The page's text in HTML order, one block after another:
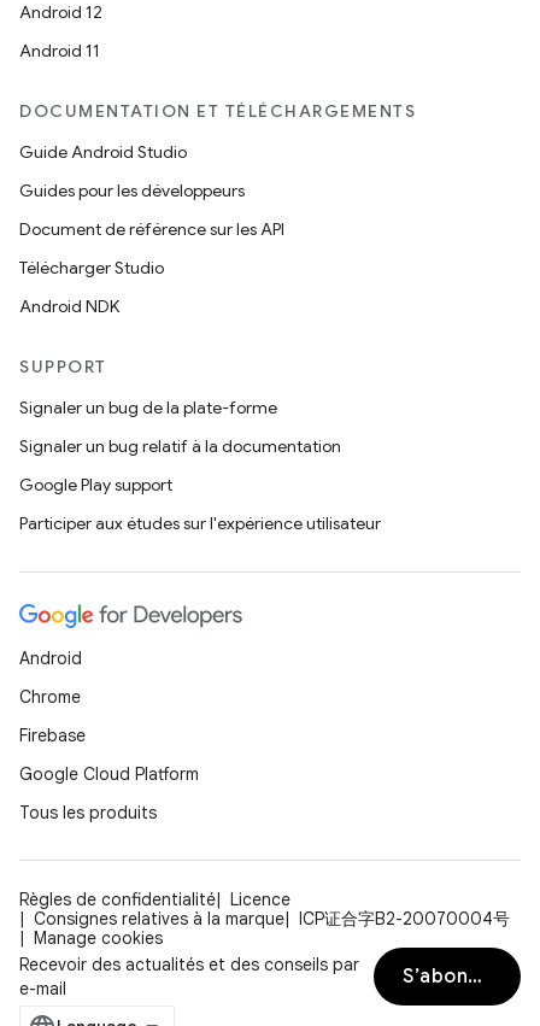
Android 12
Android 11
DOCUMENTATION ET TÉLÉCHARGEMENTS
Guide Android Studio
Guides pour les développeurs
Document de référence sur les API
Télécharger Studio
Android NDK
SUPPORT
Signaler un bug de la plate-forme
Signaler un bug relatif à la documentation
Google Play support
Participer aux études sur l'expérience utilisateur
Android
Chrome
Firebase
Google Cloud Platform
Tous les produits
Règles de confidentialité
Licence
Consignes relatives à la marque
ICP证合字B2-20070004号
Manage cookies
Recevoir des actualités et des conseils par
e-mail
S’abonner